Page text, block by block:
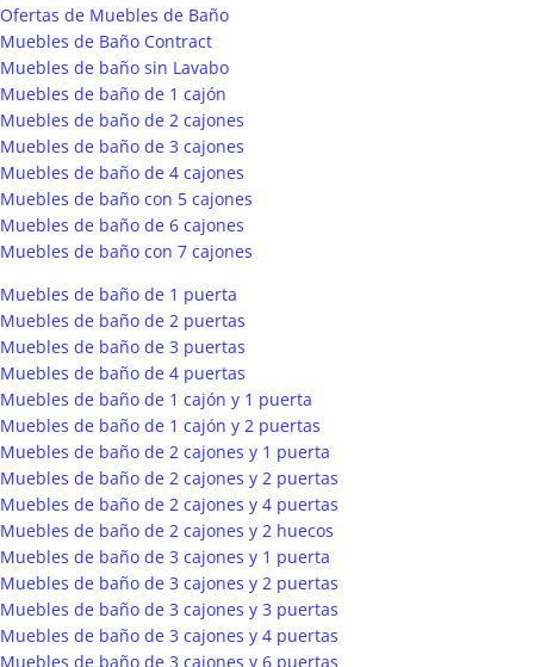
Ofertas de Muebles de Baño
Muebles de Baño Contract
Muebles de baño sin Lavabo
Muebles de baño de 1 cajón
Muebles de baño de 2 cajones
Muebles de baño de 3 cajones
Muebles de baño de 4 cajones
Muebles de baño con 5 cajones
Muebles de baño de 6 cajones
Muebles de baño con 7 cajones
Muebles de baño de 1 puerta
Muebles de baño de 2 puertas
Muebles de baño de 3 puertas
Muebles de baño de 4 puertas
Muebles de baño de 1 cajón y 1 puerta
Muebles de baño de 1 cajón y 2 puertas
Muebles de baño de 2 cajones y 1 puerta
Muebles de baño de 2 cajones y 2 puertas
Muebles de baño de 2 cajones y 4 puertas
Muebles de baño de 2 cajones y 2 huecos
Muebles de baño de 3 cajones y 1 puerta
Muebles de baño de 3 cajones y 2 puertas
Muebles de baño de 3 cajones y 3 puertas
Muebles de baño de 3 cajones y 4 puertas
Muebles de baño de 3 cajones y 6 puertas